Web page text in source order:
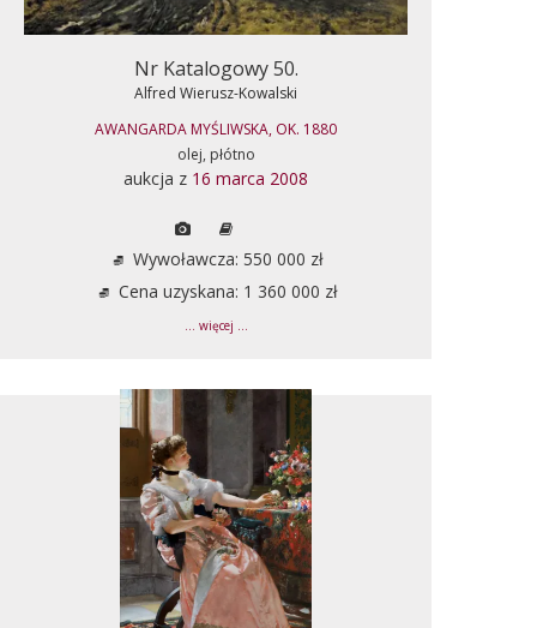
Nr Katalogowy 50.
Alfred Wierusz-Kowalski
AWANGARDA MYŚLIWSKA, OK. 1880
olej, płótno
aukcja z 16 marca 2008
Wywoławcza: 550 000 zł
Cena uzyskana: 1 360 000 zł
... więcej ...